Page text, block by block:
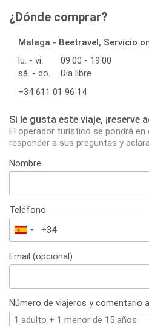
¿Dónde comprar?
Malaga - Beetravel, Servicio
lu. - vi.
09:00 - 19:00
sá. - do.
Día libre
+34 611 01 96 14
Si le gusta este viaje, ¡reserve
El operador turístico se pondrá
responder a sus preguntas y
Nombre
Teléfono
España
+34
Email (opcional)
Número de viajeros y comentario